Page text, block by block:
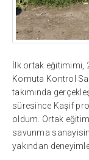
İlk ortak eğitimimi,
Komuta Kontrol
takımında
süresince Kaşif
oldum. Ortak
savunma
yakından